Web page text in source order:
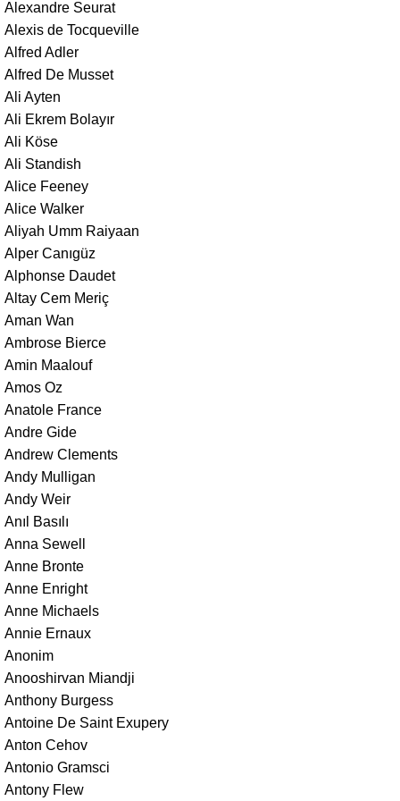
Alexandre Seurat
Alexis de Tocqueville
Alfred Adler
Alfred De Musset
Ali Ayten
Ali Ekrem Bolayır
Ali Köse
Ali Standish
Alice Feeney
Alice Walker
Aliyah Umm Raiyaan
Alper Canıgüz
Alphonse Daudet
Altay Cem Meriç
Aman Wan
Ambrose Bierce
Amin Maalouf
Amos Oz
Anatole France
Andre Gide
Andrew Clements
Andy Mulligan
Andy Weir
Anıl Basılı
Anna Sewell
Anne Bronte
Anne Enright
Anne Michaels
Annie Ernaux
Anonim
Anooshirvan Miandji
Anthony Burgess
Antoine De Saint Exupery
Anton Cehov
Antonio Gramsci
Antony Flew